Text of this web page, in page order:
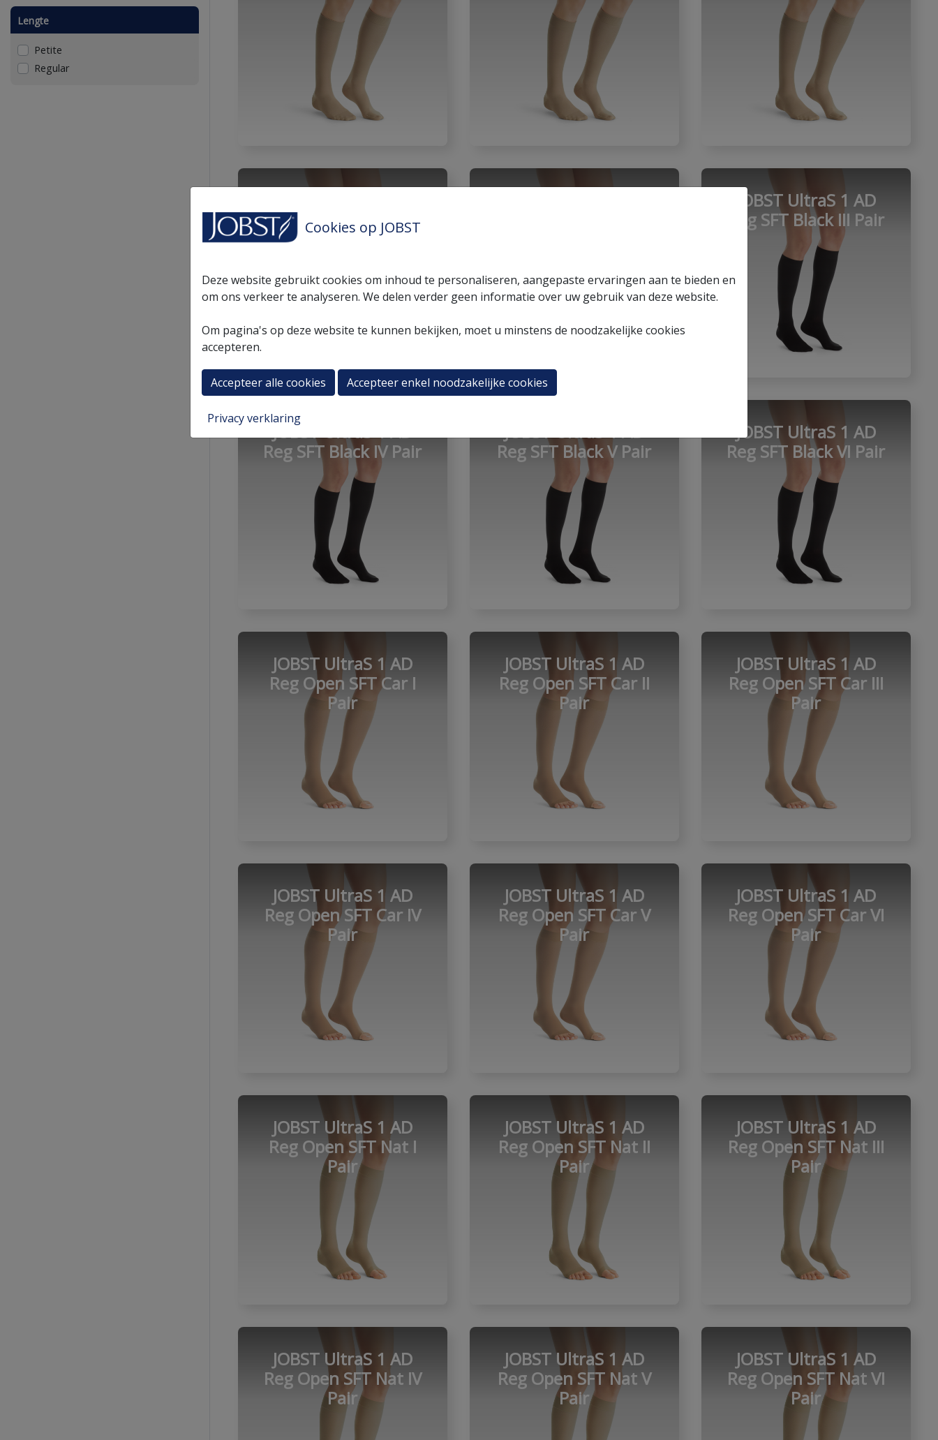
Cookies op JOBST
Deze website gebruikt cookies om inhoud te personaliseren, aangepaste ervaringen aan te bieden en
om ons verkeer te analyseren. We delen verder geen informatie over uw gebruik van deze website.
Om pagina's op deze website te kunnen bekijken, moet u minstens de noodzakelijke cookies
accepteren.
Accepteer alle cookies Accepteer enkel noodzakelijke cookies
Privacy verklaring
Lengte
Petite
Regular
Reg SFT Black I Pair
JOBST UltraS 1 AD
Reg SFT Black III Pair
JOBST UltraS 1 AD
Reg SFT Black IV Pair
JOBST UltraS 1 AD
Reg SFT Black V Pair
JOBST UltraS 1 AD
Reg SFT Black VI Pair
JOBST UltraS 1 AD
Reg Open SFT Car I
Pair
JOBST UltraS 1 AD
Reg Open SFT Car II
Pair
JOBST UltraS 1 AD
Reg Open SFT Car III
Pair
JOBST UltraS 1 AD
Reg Open SFT Car IV
Pair
JOBST UltraS 1 AD
Reg Open SFT Car V
Pair
JOBST UltraS 1 AD
Reg Open SFT Car VI
Pair
JOBST UltraS 1 AD
Reg Open SFT Nat I
Pair
JOBST UltraS 1 AD
Reg Open SFT Nat II
Pair
JOBST UltraS 1 AD
Reg Open SFT Nat III
Pair
JOBST UltraS 1 AD
Reg Open SFT Nat IV
Pair
JOBST UltraS 1 AD
Reg Open SFT Nat V
Pair
JOBST UltraS 1 AD
Reg Open SFT Nat VI
Pair